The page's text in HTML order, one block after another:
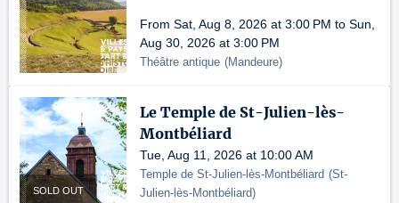
From Sat, Aug 8, 2026 at 3:00 PM to Sun,
Aug 30, 2026 at 3:00 PM
Théâtre antique (Mandeure)
SOLD OUT
Le Temple de St-Julien-lès-
Montbéliard
Tue, Aug 11, 2026 at 10:00 AM
Temple de St-Julien-lès-Montbéliard (St-
Julien-lès-Montbéliard)